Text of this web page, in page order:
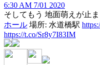
6:30 AM 7/01 2020
そしてもう 地面萌えが止
ホール 場所: 水道橋駅
https://t.co/Sr8y7I83IM